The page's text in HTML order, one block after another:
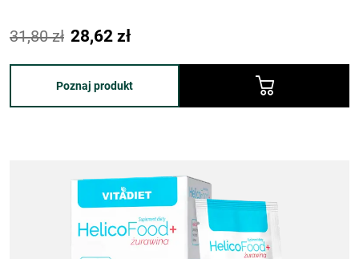
aktywne pomagają poprawić komfort po posiłkach oraz
wspierają procesy trawienne
31,80zł Podstawowa
cena:
31,80 zł.
28,62 złAktualna
cena:
28,62 zł.
Poznaj produkt